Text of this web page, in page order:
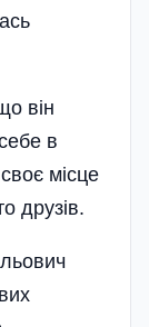
він
в
місце
друзів.